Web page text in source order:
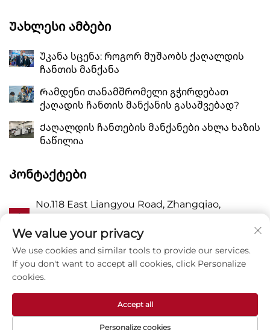
Უახლესი Ამბები
Უკანა სცენა: როგორ მუშაობს ქაღალდის
ჩანთის მანქანა
Რამდენი თანამშრომელი გჭირდებათ
ქაღადის ჩანთის მანქანის გასაშვებად?
Ქაღალდის ჩანთების მანქანები ახლა ხაზის
ნაწილია
Კონტაქტები
No.118 East Liangyou Road, Zhangqiao,
Zhejiang P.R. China 325409
Პ 8615988795434
We value your privacy
We use cookies and similar tools to provide our services.
If you don't want to accept all cookies, click Personalize
cookies.
Personalize cookies
Accept all